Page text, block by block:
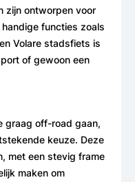
zijn ontworpen voor
functies zoals
Volare stadsfiets is
of gewoon een
graag off-road gaan,
keuze. Deze
met een stevig frame
maken om